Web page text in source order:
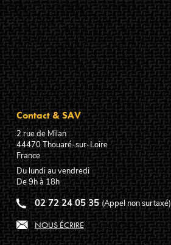
Contact & SAV
2 rue de Milan
44470Thouaré-sur-Loire
France
Du lundi au vendredi
De 9h à 18h
02 72 24 05 35 (Appel non surtaxé)
NOUS ÉCRIRE